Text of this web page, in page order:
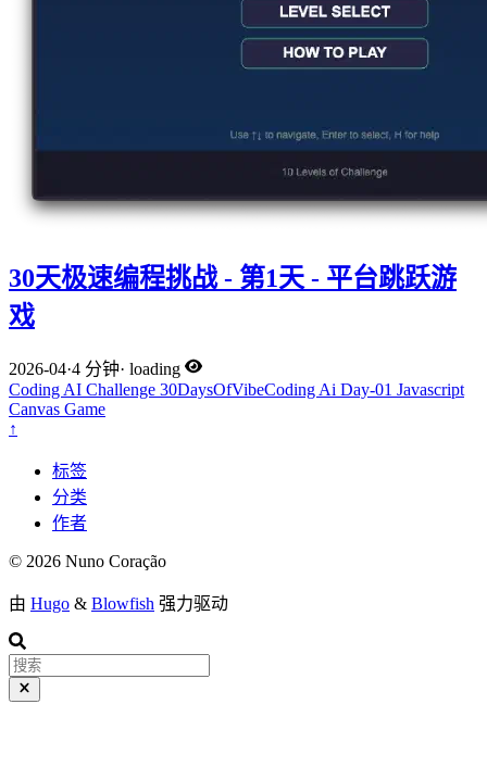
30天极速编程挑战 - 第1天 - 平台跳跃游
戏
2026-04·4 分钟· loading
Coding AI Challenge 30DaysOfVibeCoding Ai Day-01 Javascript
Canvas Game
↑
标签
分类
作者
© 2026 Nuno Coração
由 Hugo & Blowfish 强力驱动